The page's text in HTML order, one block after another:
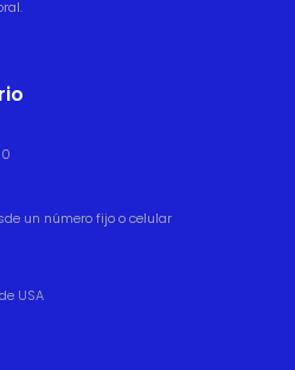
un número fijo o celular
USA